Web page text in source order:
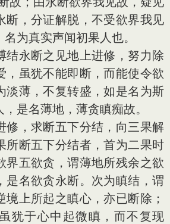
断，分证解脱，不受欲界我见
为真实声闻初果人也。
永断之见地上进修，努力除
，虽犹不能即断，而能使令欲
淡薄，不复转盛，如是名为斯
是名薄地，薄贪瞋痴故。
，求断五下分结，向三果解
所断五下分结者，首为二果时
界五欲贪，谓薄地所残余之欲
是名欲贪永断。次为瞋结，谓
境上所起之瞋心，亦已断除；
犹于心中起微瞋，而不复现